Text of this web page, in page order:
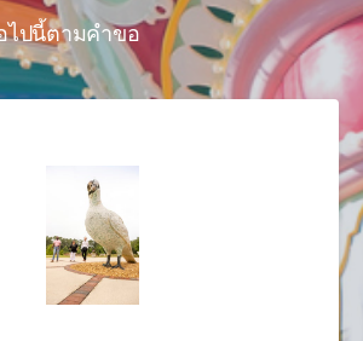
ไปนี้ตามคำขอ